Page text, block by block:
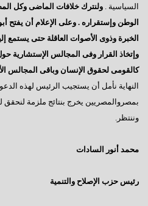
فى قلوبنا يا سيناء
العبادة الموحد ومطامع الإنتهازيين
أيدى تحمى وأخرى تبنى
الإعضاء ورؤيتهم للتأسيس
مقال تم نشره في مجلة شتيرن
عمال مصر ,, إنتظرتم طويلاً والقادم
السياسية . ولنترك خلافات الماضى وكل
الوطن وإستقراره . وعلى الإعلام أن يفتح
الخبرة وذوى الأصوات العاقلة حتى يستمع
وإتخاذ القرار وفى المجالس الإستشارية
كالقومى لحقوق الإنسان وباقى المجالس
النهاية نأمل أن يستجيب الرئيس لهذه
بمصروالمصريين يخرج بنتائج ملزمة لنحقق
وننتظر.
محمد أنور السادات
رئيس حزب الإصلاح والتنمية